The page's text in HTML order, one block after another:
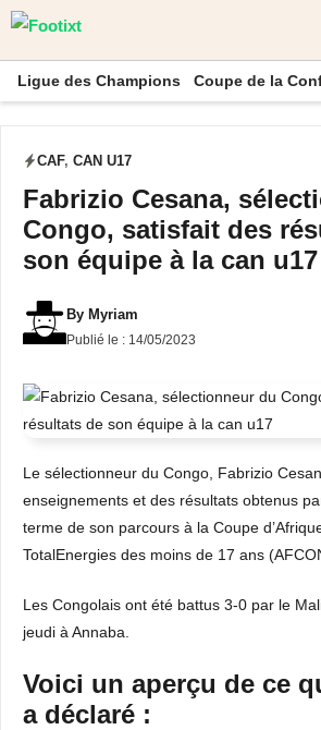
Aller
contenu
Ligue des Champions Coupe de la
CAF, CAN U17
Fabrizio Cesana,
Congo, satisfait des
son équipe à la can u17
By Myriam
Publié le : 14/05/2023
Le sélectionneur du Congo, Fabrizio
enseignements et des résultats obtenus
terme de son parcours à la Coupe
TotalEnergies des moins de 17 ans
Les Congolais ont été battus 3-0 par le
jeudi à Annaba.
Voici un aperçu de ce
a déclaré :